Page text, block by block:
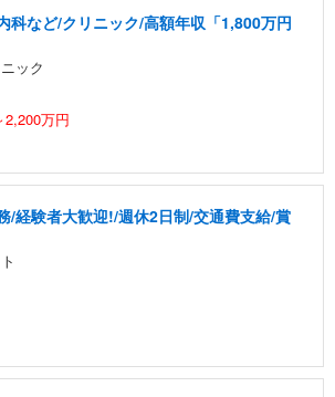
科など/クリニック/高額年収「1,800万円
ック
万円
/経験者大歓迎!/週休2日制/交通費支給/賞